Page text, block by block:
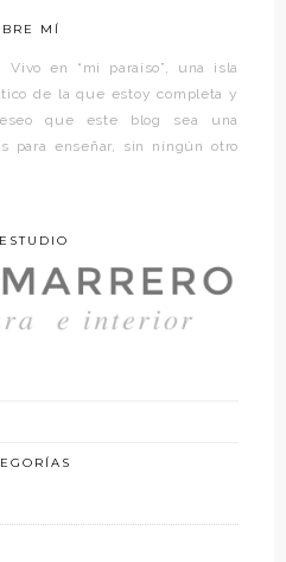
MÍ
en “mi paraíso”, una isla
de la que estoy completa y
que este blog sea una
para enseñar, sin ningún otro